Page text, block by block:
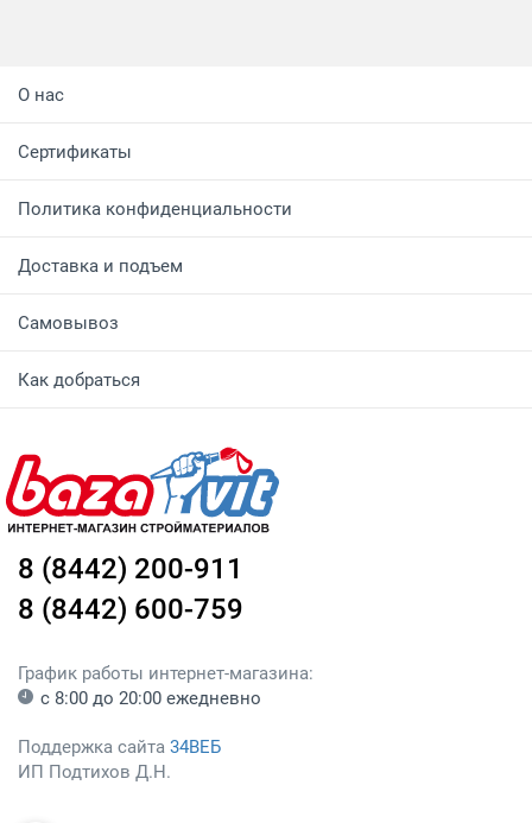
О нас
Сертификаты
Политика конфиденциальности
Доставка и подъем
Самовывоз
Как добраться
8 (8442) 200-911
8 (8442) 600-759
График работы интернет-магазина:
с 8:00 до 20:00 ежедневно
Поддержка сайта 34ВЕБ
ИП Подтихов Д.Н.